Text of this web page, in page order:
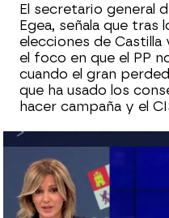
El secretario general
Egea, señala que tras
elecciones de
el foco en que el PP
cuando el gran
que ha usado los
hacer campaña y el